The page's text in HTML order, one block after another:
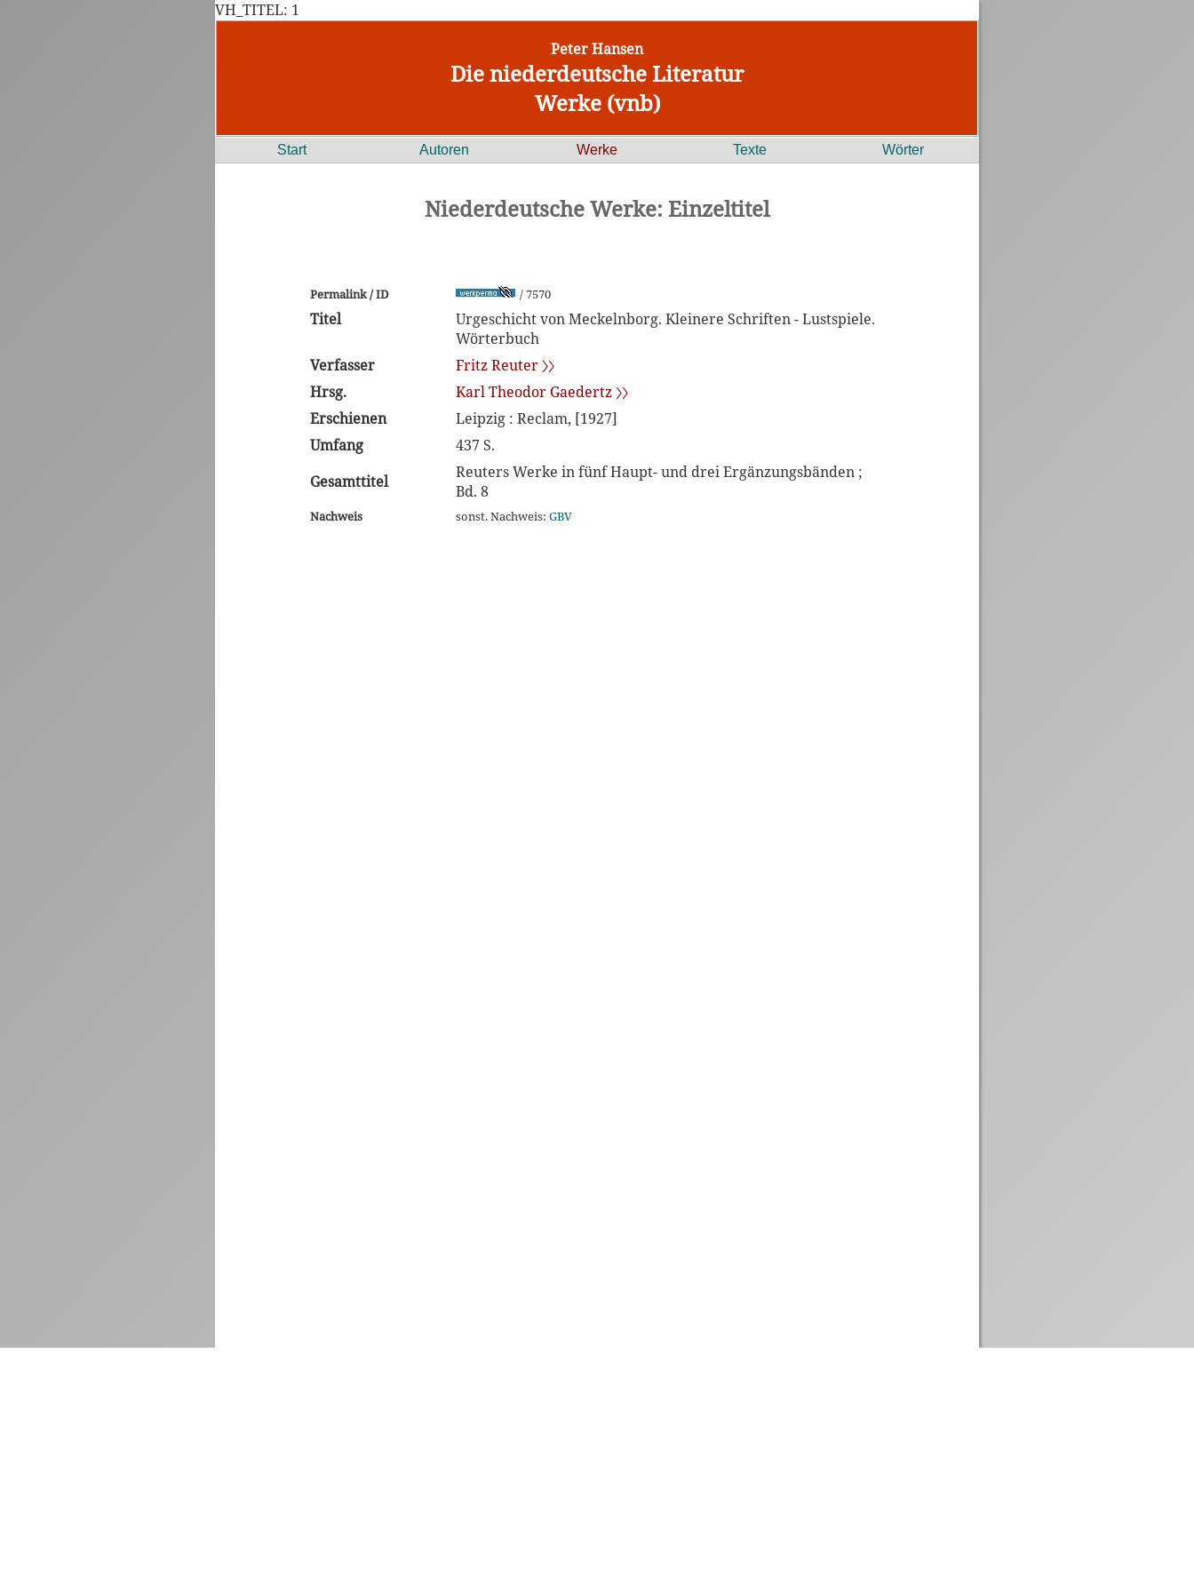
VH_TITEL: 1
Peter Hansen
Die niederdeutsche Literatur
Werke (vnb)
Start Autoren Werke Texte Wörter
Niederdeutsche Werke: Einzeltitel
Permalink / ID / 7570
Titel
Urgeschicht von Meckelnborg. Kleinere Schriften - Lustspiele.
Wörterbuch
Verfasser
Fritz Reuter 〉〉
Hrsg.
Karl Theodor Gaedertz 〉〉
Erschienen
Leipzig : Reclam, [1927]
Umfang
437 S.
Gesamttitel
Reuters Werke in fünf Haupt- und drei Ergänzungsbänden ;
Bd. 8
Nachweis sonst. Nachweis: GBV